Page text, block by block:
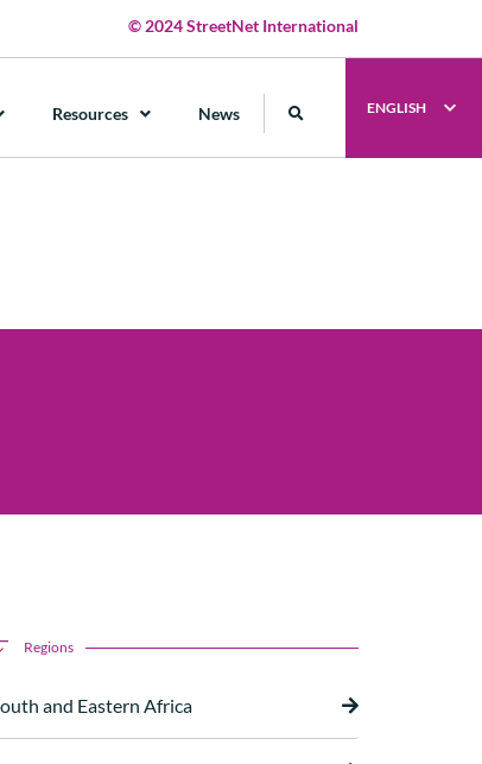
© 2024 StreetNet International
Resources News ENGLISH
Regions
and Eastern Africa